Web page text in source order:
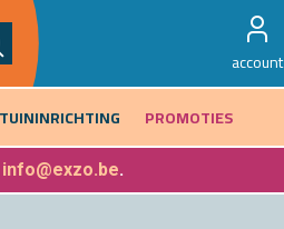
account
TUININRICHTING PROMOTIES
info@exzo.be.